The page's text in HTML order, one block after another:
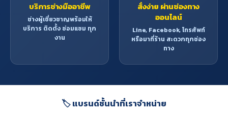
บริการช่างมืออาชีพ
ช่างผู้เชี่ยวชาญพร้อมให้
บริการ ติดตั้ง ซ่อมแซม ทุก
งาน
สั่งง่าย ผ่านช่องทาง
ออนไลน์
Line, Facebook, โทรศัพท์
หรือมาที่ร้าน สะดวกทุกช่อง
ทาง
🏷️ แบรนด์ชั้นนำที่เราจำหน่าย